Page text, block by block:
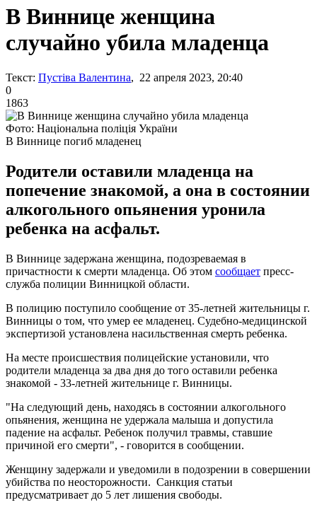
В Виннице женщина
случайно убила младенца
Текст: Пустіва Валентина, 22 апреля 2023, 20:40
0
1863
Фото: Національна поліція України
В Виннице погиб младенец
Родители оставили младенца на
попечение знакомой, а она в состоянии
алкогольного опьянения уронила
ребенка на асфальт.
В Виннице задержана женщина, подозреваемая в
причастности к смерти младенца. Об этом сообщает пресс-
служба полиции Винницкой области.
В полицию поступило сообщение от 35-летней жительницы г.
Винницы о том, что умер ее младенец. Судебно-медицинской
экспертизой установлена насильственная смерть ребенка.
На месте происшествия полицейские установили, что
родители младенца за два дня до того оставили ребенка
знакомой - 33-летней жительнице г. Винницы.
"На следующий день, находясь в состоянии алкогольного
опьянения, женщина не удержала малыша и допустила
падение на асфальт. Ребенок получил травмы, ставшие
причиной его смерти", - говорится в сообщении.
Женщину задержали и уведомили в подозрении в совершении
убийства по неосторожности. Санкция статьи
предусматривает до 5 лет лишения свободы.